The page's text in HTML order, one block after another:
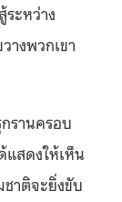
ะหว่าง
งพวกเขา
รานครอบ
สดงให้เห็น
าติจะยิ่งขับ